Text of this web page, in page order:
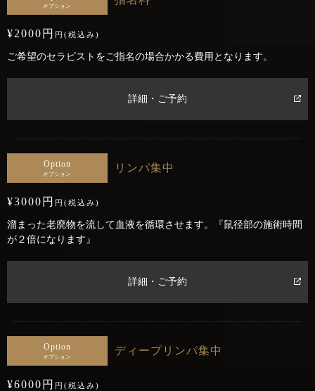
オプション
¥2000円 円(税込み)
ご希望のセラピストをご指名の場合かかる費用となります。
詳細・ご予約
Option
オプション
リンパ集中
¥3000円 円(税込み)
溜まった老廃物を流して血液を循環させます。『鼠径部の施術時間
が２倍になります』
詳細・ご予約
Option
オプション
ディープリンパ集中
¥6000円 円(税込み)